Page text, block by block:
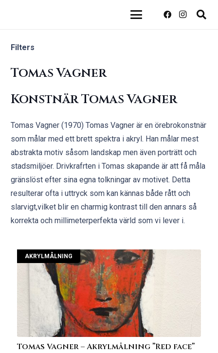
Filters
Tomas Vagner
Konstnär Tomas Vagner
Tomas Vagner (1970) Tomas Vagner är en örebrokonstnär
som målar med ett brett spektra i akryl. Han målar mest
abstrakta motiv såsom landskap men även porträtt och
stadsmiljöer. Drivkrafrten i Tomas skapande är att få måla
gränslöst efter sina egna tolkningar av motivet. Detta
resulterar ofta i uttryck som kan kännas både rått och
slarvigt,vilket blir en charmig kontrast till den annars så
korrekta och millimeterperfekta värld som vi lever i.
Tomas Vagner – Akrylmålning ”Red face”
AKRYLMÅLNING